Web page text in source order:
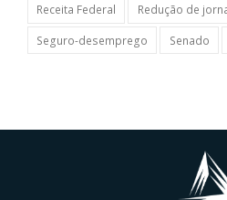
Receita Federal
Redução de
Seguro-desemprego
Senado